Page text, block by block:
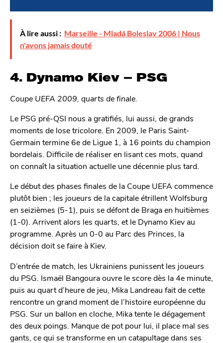
À lire aussi : Marseille - Mladá Boleslav 2006 | Nous
n'avons jamais douté
4. Dynamo Kiev – PSG
Coupe UEFA 2009, quarts de finale.
Le PSG pré-QSI nous a gratifiés, lui aussi, de grands
moments de lose tricolore. En 2009, le Paris Saint-
Germain termine 6e de Ligue 1, à 16 points du champion
bordelais. Difficile de réaliser en lisant ces mots, quand
on connaît la situation actuelle une décennie plus tard.
Le début des phases finales de la Coupe UEFA commence
plutôt bien ; les joueurs de la capitale étrillent Wolfsburg
en seizièmes (5-1), puis se défont de Braga en huitièmes
(1-0). Arrivent alors les quarts, et le Dynamo Kiev au
programme. Après un 0-0 au Parc des Princes, la
décision doit se faire à Kiev.
D’entrée de match, les Ukrainiens punissent les joueurs
du PSG. Ismaël Bangoura ouvre le score dès la 4e minute,
puis au quart d’heure de jeu, Mika Landreau fait de cette
rencontre un grand moment de l’histoire européenne du
PSG. Sur un ballon en cloche, Mika tente le dégagement
des deux poings. Manque de pot pour lui, il place mal ses
gants, ce qui se transforme en un catapultage dans ses